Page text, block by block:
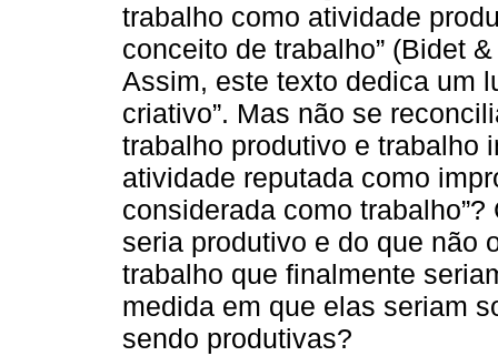
trabalho como atividade
conceito de trabalho” (Bidet
Assim, este texto dedica um
criativo”. Mas não se
trabalho produtivo e trabalho
atividade reputada como
considerada como
seria produtivo e do que não
trabalho que finalmente
medida em que elas seriam
sendo produtivas?